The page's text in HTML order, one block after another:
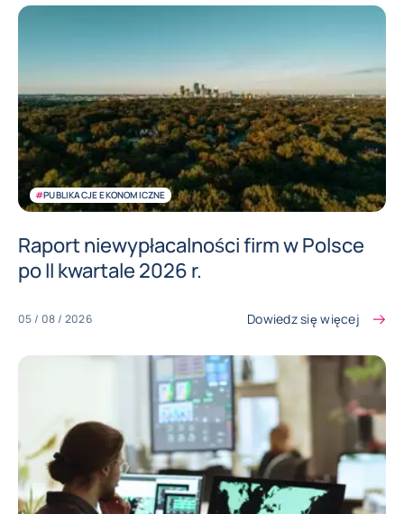
#PUBLIKACJE EKONOMICZNE
Raport niewypłacalności firm w Polsce
po II kwartale 2026 r.
05 / 08 / 2026 Dowiedz się więcej